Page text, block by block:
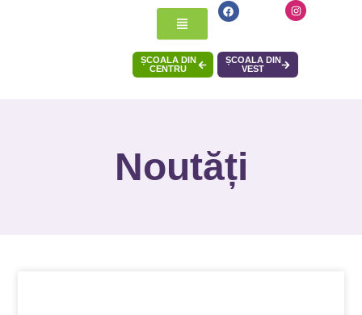
ȘCOALA DIN
CENTRU
ȘCOALA DIN
VEST
Noutăți